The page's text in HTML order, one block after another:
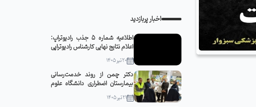
اخبار پربازدید
اطلاعیه شماره 5 جذب رادیوتراپ:
اعلام نتایج نهایی کارشناس رادیوتراپی
20 تیر 1405
دکتر چمن از روند خدمت‌رسانی
بیمارستان اضطراری دانشگاه علوم
پزشکی سبزوار در مشهد مقدس
بازدید کرد
21 تیر 1405